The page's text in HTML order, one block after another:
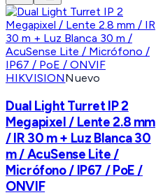
HIKVISIONNuevo
Dual Light Turret IP 2
Megapixel / Lente 2.8 mm
/ IR 30 m + Luz Blanca 30
m / AcuSense Lite /
Micrófono / IP67 / PoE /
ONVIF